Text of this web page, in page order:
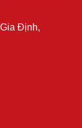
Định,